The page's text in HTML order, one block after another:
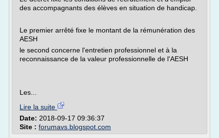
des accompagnants des élèves en situation de handicap.
Le premier arrêté fixe le montant de la rémunération des
AESH
le second concerne l'entretien professionnel et à la
reconnaissance de la valeur professionnelle de l'AESH
Les...
Lire la suite
Date: 2018-09-17 09:36:37
Site : forumavs.blogspot.com